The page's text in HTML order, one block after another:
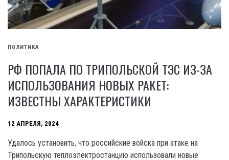
ПОЛИТИКА
РФ ПОПАЛА ПО ТРИПОЛЬСКОЙ ТЭС ИЗ-ЗА
ИСПОЛЬЗОВАНИЯ НОВЫХ РАКЕТ:
ИЗВЕСТНЫ ХАРАКТЕРИСТИКИ
12 АПРЕЛЯ, 2024
Удалось установить, что российские войска при атаке на
Трипольскую теплоэлектростанцию использовали новые